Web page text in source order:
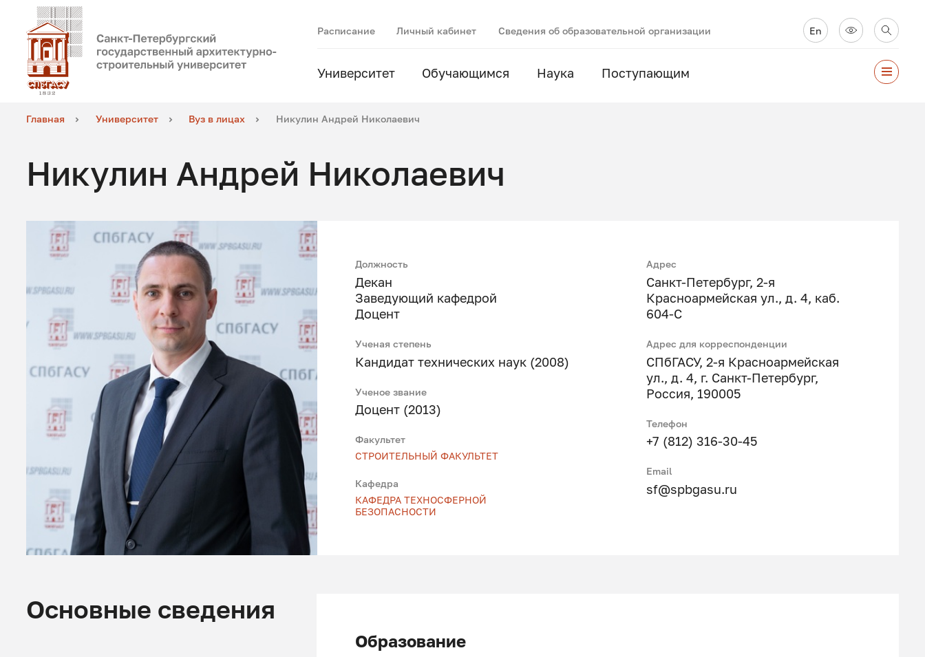
Расписание Личный кабинет Сведения об образовательной организации En
Университет Обучающимся Наука Поступающим
Главная Университет Вуз в лицах Никулин Андрей Николаевич
Никулин Андрей Николаевич
Должность
Декан
Заведующий кафедрой
Доцент
Ученая степень
Кандидат технических наук (2008)
Ученое звание
Доцент (2013)
Факультет
СТРОИТЕЛЬНЫЙ ФАКУЛЬТЕТ
Кафедра
КАФЕДРА ТЕХНОСФЕРНОЙ
БЕЗОПАСНОСТИ
Адрес
Санкт-Петербург, 2-я
Красноармейская ул., д. 4, каб.
604-С
Адрес для корреспонденции
СПбГАСУ, 2-я Красноармейская
ул., д. 4, г. Санкт-Петербург,
Россия, 190005
Телефон
+7 (812) 316-30-45
Email
sf@spbgasu.ru
Основные сведения
Образование